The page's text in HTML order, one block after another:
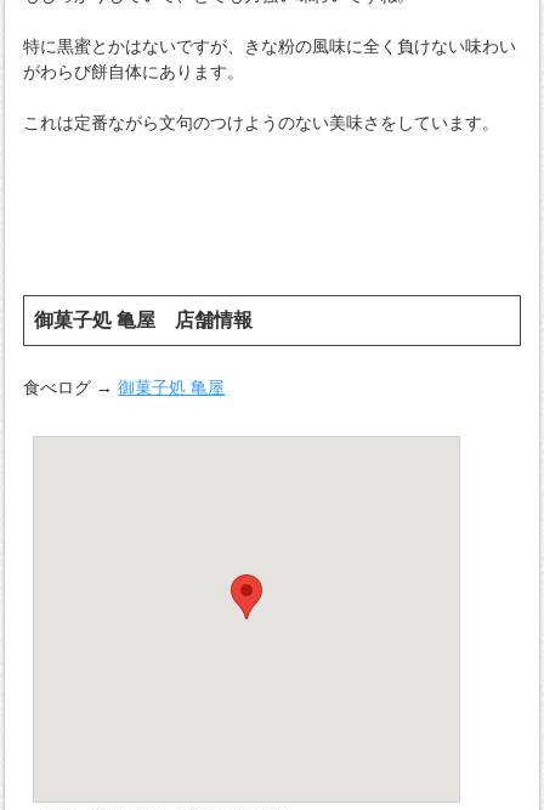
特に黒蜜とかはないですが、きな粉の風味に全く負けない味わい
がわらび餅自体にあります。
これは定番ながら文句のつけようのない美味さをしています。
御菓子処 亀屋 店舗情報
食べログ →御菓子処 亀屋